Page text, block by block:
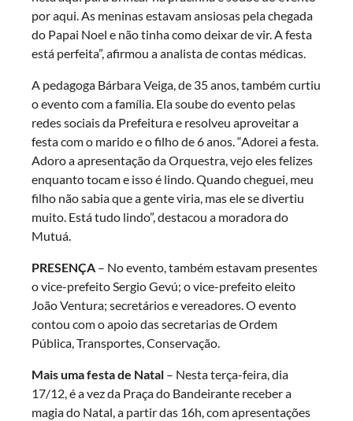
por aqui. As meninas estavam ansiosas pela chegada
do Papai Noel e não tinha como deixar de vir. A festa
está perfeita”, afirmou a analista de contas médicas.
A pedagoga Bárbara Veiga, de 35 anos, também curtiu
o evento com a família. Ela soube do evento pelas
redes sociais da Prefeitura e resolveu aproveitar a
festa com o marido e o filho de 6 anos. “Adorei a festa.
Adoro a apresentação da Orquestra, vejo eles felizes
enquanto tocam e isso é lindo. Quando cheguei, meu
filho não sabia que a gente viria, mas ele se divertiu
muito. Está tudo lindo”, destacou a moradora do
Mutuá.
PRESENÇA – No evento, também estavam presentes
o vice-prefeito Sergio Gevú; o vice-prefeito eleito
João Ventura; secretários e vereadores. O evento
contou com o apoio das secretarias de Ordem
Pública, Transportes, Conservação.
Mais uma festa de Natal – Nesta terça-feira, dia
17/12, é a vez da Praça do Bandeirante receber a
magia do Natal, a partir das 16h, com apresentações